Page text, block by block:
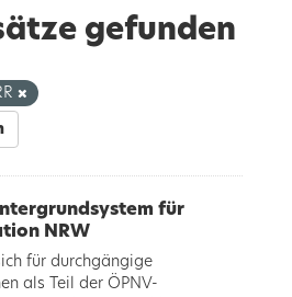
gefunden
für
NRW
für durchgängige
als Teil der ÖPNV-